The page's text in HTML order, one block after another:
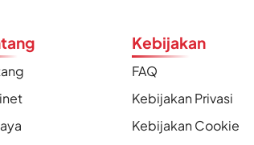
Kebijakan
FAQ
Kebijakan Privasi
Kebijakan Cookie